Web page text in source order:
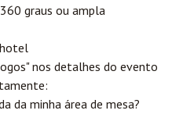
graus ou ampla
nos detalhes do evento
da minha área de mesa?